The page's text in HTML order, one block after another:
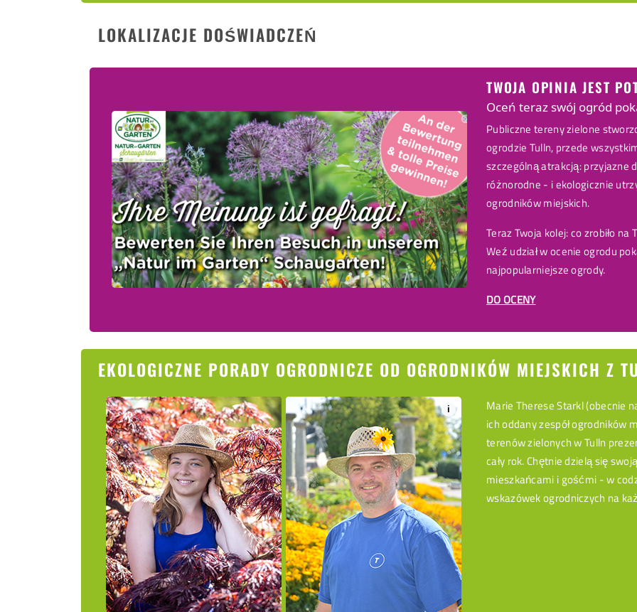
LOKALIZACJE DOŚWIADCZEŃ
TWOJA OPINIA JEST
Oceń teraz swój ogród
Publiczne tereny zielone
ogrodzie Tulln, przede
szczególną atrakcją: przyjazne
różnorodne - i ekologicznie
ogrodników miejskich.
Teraz Twoja kolej: co zrobiło
Weź udział w ocenie ogrodu
najpopularniejsze ogrody.
DO OCENY
EKOLOGICZNE PORADY OGRODNICZE OD OGRODNIKÓW MIEJSKICH Z
i
Marie Therese Starkl (obecnie
ich oddany zespół ogrodników
terenów zielonych w Tulln
cały rok. Chętnie dzielą się
mieszkańcami i gośćmi - w
wskazówek ogrodniczych na